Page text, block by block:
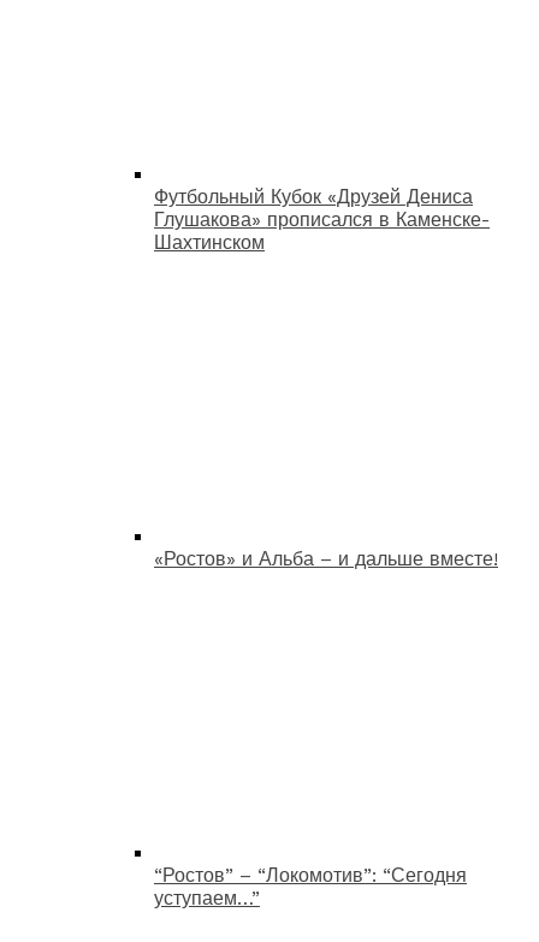
Футбольный Кубок «Друзей Дениса
Глушакова» прописался в Каменске-
Шахтинском
«Ростов» и Альба – и дальше вместе!
“Ростов” – “Локомотив”: “Сегодня
уступаем…”